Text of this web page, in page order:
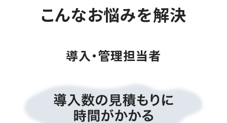
こんなお悩みを解決
導入・管理担当者